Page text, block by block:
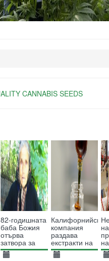
82-годишната
баба Божия
отърва
затвора за
канабис
Калифорнийска
компания
раздава
екстракти на
пациенти